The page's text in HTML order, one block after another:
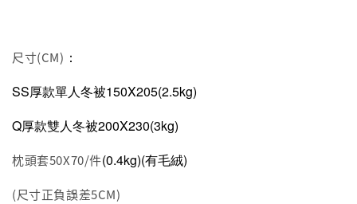
尺寸(CM) ：
SS厚款單人冬被150X205(2.5kg)
Q厚款雙人冬被200X230(3kg)
枕頭套50X70/件(0.4kg)(有毛絨)
(尺寸正負誤差5CM)